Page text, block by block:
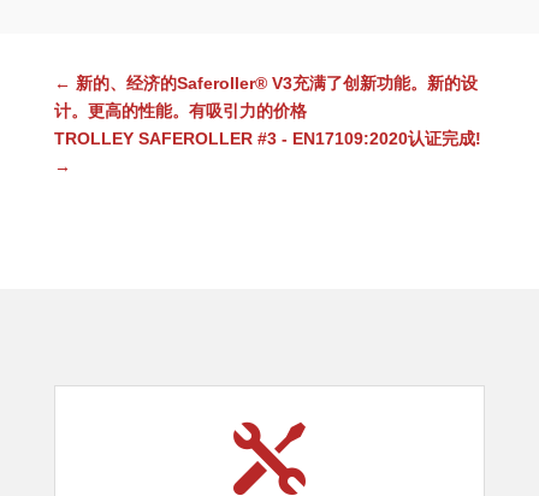
← 新的、经济的Saferoller® V3充满了创新功能。新的设
计。更高的性能。有吸引力的价格
TROLLEY SAFEROLLER #3 - EN17109:2020认证完成!
→
